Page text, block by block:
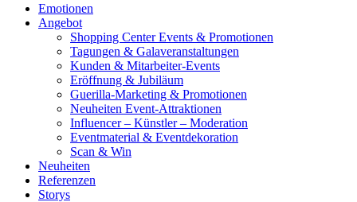
Hauptnavigation
Emotionen
Angebot
Shopping Center Events & Promotionen
Tagungen & Galaveranstaltungen
Kunden & Mitarbeiter-Events
Eröffnung & Jubiläum
Guerilla-Marketing & Promotionen
Neuheiten Event-Attraktionen
Influencer – Künstler – Moderation
Eventmaterial & Eventdekoration
Scan & Win
Neuheiten
Referenzen
Storys